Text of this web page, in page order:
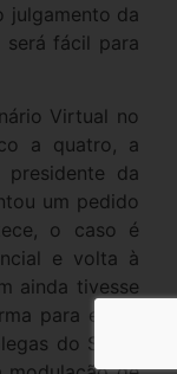
julgamento da
fácil para
Virtual no
a quatro, a
da
um pedido
o caso é
e volta à
ainda tivesse
para evitar
do STF –